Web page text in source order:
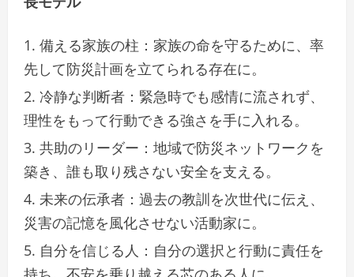
備える家族の柱 ：家族の命を守るために、率
先して防災計画を立てられる存在に。
冷静な判断者 ：緊急時でも感情に流されず、
理性をもって行動できる強さを手に入れる。
共助のリーダー ：地域で防災ネットワークを
築き、誰も取り残さない安全を支える。
未来の伝承者 ：過去の教訓を次世代に伝え、
災害の記憶を風化させない活動家に。
自分を信じる人 ：自分の選択と行動に責任を